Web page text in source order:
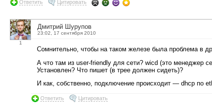
Ответить Цитировать
1
Дмитрий Шурупов
23:02, 17 сентября 2010
Сомнительно, чтобы на таком железе была проблема в
А что там из user-friendly для сети? wicd (это менеджер
Установлен? Что пишет (в трее должен сидеть)?
И как, собственно, подключение происходит — dhcp по
Ответить Цитировать